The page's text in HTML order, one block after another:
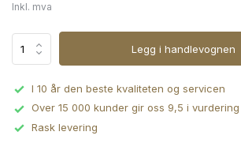
Inkl. mva
Legg i handlevognen
I 10 år den beste kvaliteten og servicen
Over 15 000 kunder gir oss 9,5 i vurdering
Rask levering